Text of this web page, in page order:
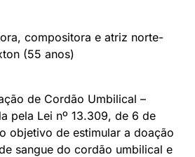
compositora e atriz norte-
(55 anos)
de Cordão Umbilical –
pela Lei nº 13.309, de 6 de
objetivo de estimular a doação
sangue do cordão umbilical e